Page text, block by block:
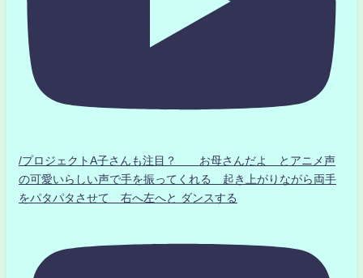
/プロジェクトA子さんも注目？ お母さんだよ とアニメ声
の可愛いらしい声で手を振ってくれる 起き上がりながら両手
をパタパタさせて 右へ左へと ダンスする